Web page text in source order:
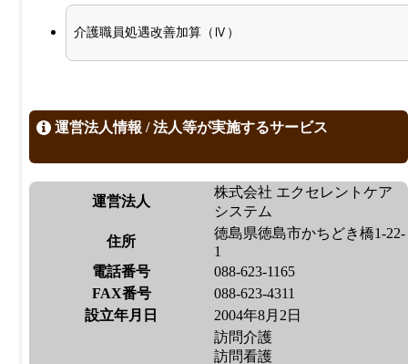
介護職員処遇改善加算（Ⅳ）
運営法人情報 / 法人等が実施するサービス
運営法人
株式会社 エクセレントケア
システム
住所
徳島県徳島市かちどき橋1-22-
1
電話番号
088-623-1165
FAX番号
088-623-4311
設立年月日
2004年8月2日
訪問介護
訪問看護